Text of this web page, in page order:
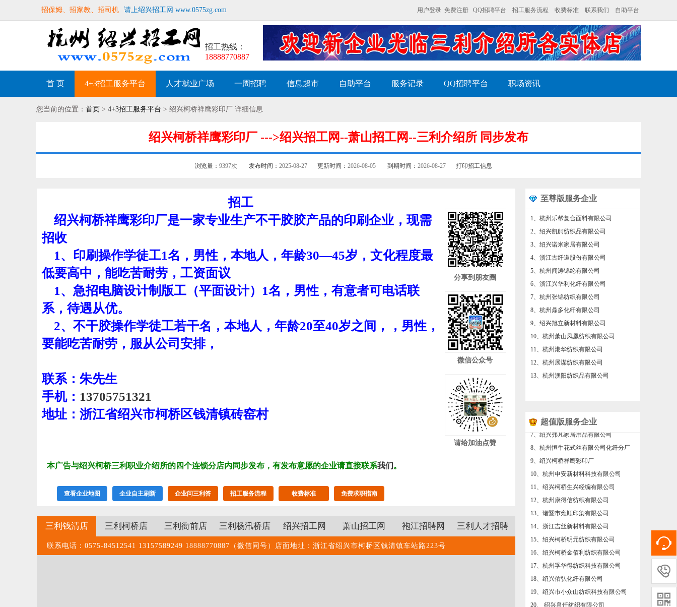
招保姆、招家教、招司机 请上绍兴招工网 www.0575zg.com 用户登录 免费注册 QQ招聘平台 招工服务流程 收费标准 联系我们 自助平台
招工热线：
18888770887
首 页 4+3招工服务平台 人才就业广场 一周招聘 信息超市 自助平台 服务记录 QQ招聘平台 职场资讯
您当前的位置： 首页 > 4+3招工服务平台 > 绍兴柯桥祥鹰彩印厂 详细信息
绍兴柯桥祥鹰彩印厂 --->绍兴招工网--萧山招工网--三利介绍所 同步发布
浏览量： 9397次 发布时间： 2025-08-27 更新时间： 2026-08-05 到期时间： 2026-08-27 打印招工信息
招工
绍兴柯桥祥鹰彩印厂是一家专业生产不干胶胶产品的印刷企业，现需
招收
1、印刷操作学徒工1名，男性，本地人，年龄30—45岁，文化程度最
低要高中，能吃苦耐劳，工资面议
1、急招电脑设计制版工（平面设计）1名，男性，有意者可电话联
系，待遇从优。
2、 不干胶操作学徒工若干名 ，本地人，年龄20至40岁之间，，男性，
要能吃苦耐劳，服从公司安排，
联系：朱先生
手机： 13705751321
地址：浙江省绍兴市柯桥区钱清镇砖窑村
本广告与绍兴柯桥三利职业介绍所的四个连锁分店内同步发布，有发布意愿的企业请直接联系我们。
查看企业地图 企业自主刷新 企业问三利答 招工服务流程 收费标准 免费求职指南
分享到朋友圈
微信公众号
请给加油点赞
三利钱清店 三利柯桥店 三利衙前店 三利杨汛桥店 绍兴招工网 萧山招工网 袍江招聘网 三利人才招聘
联系电话：0575-84512541 13157589249 18888770887（微信同号）店面地址：浙江省绍兴市柯桥区钱清镇车站路223号 联系电话：13626879967 13157589249
至尊版服务企业
1、杭州乐帮复合面料有限公司
2、绍兴凯舸纺织品有限公司
3、绍兴诺米家居有限公司
4、浙江古纤道股份有限公司
5、杭州闻涛锦纶有限公司
6、浙江兴华利化纤有限公司
7、杭州张锦纺织有限公司
8、杭州鼎多化纤有限公司
9、绍兴旭立新材料有限公司
10、杭州萧山凤凰纺织有限公司
11、杭州港华纺织有限公司
12、杭州展谋纺织有限公司
13、杭州澳阳纺织品有限公司
超值版服务企业

